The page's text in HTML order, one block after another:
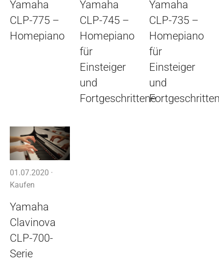
Yamaha
CLP-775 –
Homepiano
Yamaha
CLP-745 –
Homepiano
für
Einsteiger
und
Fortgeschrittene
Yamaha
CLP-735 –
Homepiano
für
Einsteiger
und
01.07.2020 ·
Kaufen
Yamaha
Clavinova
CLP-700-
Serie